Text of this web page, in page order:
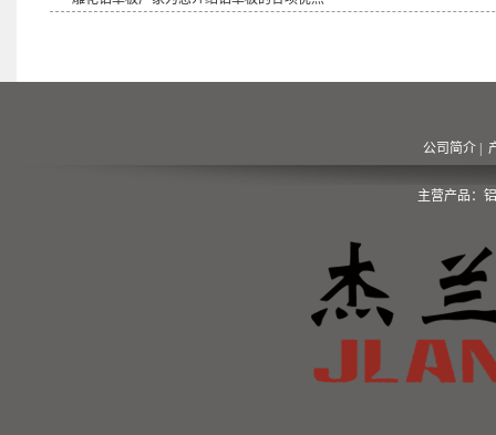
公司简介
主营产品：